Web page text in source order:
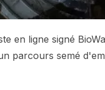
en ligne signé
parcours semé